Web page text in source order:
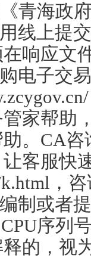
青海政
线上提
响应文
电子交
家帮助
。CA
客服快
，
制或者
序列
的，视